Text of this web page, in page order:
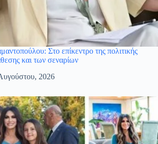
Στο επίκεντρο της πολιτικής
και των σεναρίων
2026